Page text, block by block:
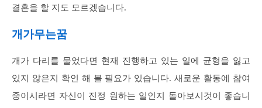
결혼을 할 지도 모르겠습니다.
개가무는꿈
개가 다리를 물었다면 현재 진행하고 있는 일에 균형을 잃고
있지 않은지 확인 해 볼 필요가 있습니다. 새로운 활동에 참여
중이시라면 자신이 진정 원하는 일인지 돌아보시것이 좋습니